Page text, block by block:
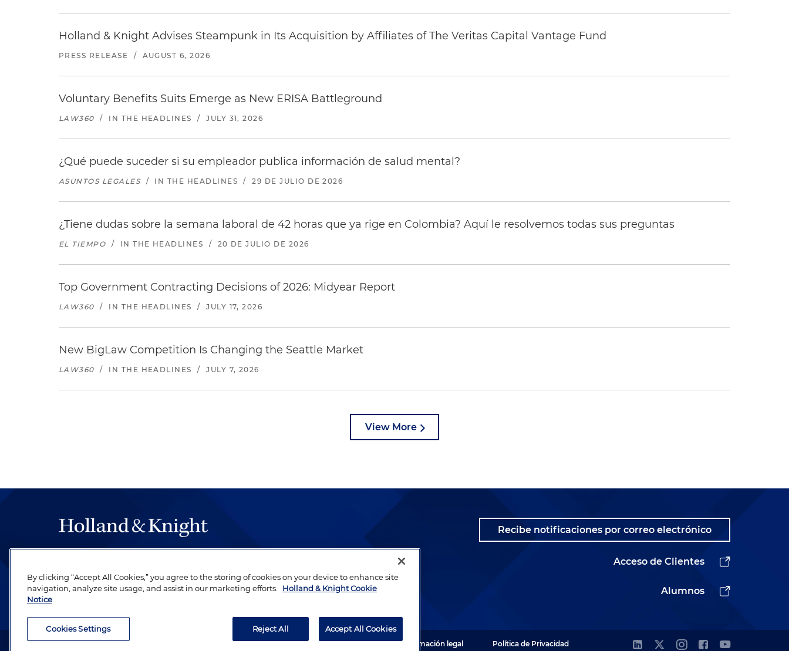
Holland & Knight Advises Steampunk in Its Acquisition by Affiliates of The Veritas Capital Vantage Fund
PRESS RELEASE / AUGUST 6, 2026
Voluntary Benefits Suits Emerge as New ERISA Battleground
LAW360 / IN THE HEADLINES / JULY 31, 2026
¿Qué puede suceder si su empleador publica información de salud mental?
ASUNTOS LEGALES / IN THE HEADLINES / 29 DE JULIO DE 2026
¿Tiene dudas sobre la semana laboral de 42 horas que ya rige en Colombia? Aquí le resolvemos todas sus preguntas
EL TIEMPO / IN THE HEADLINES / 20 DE JULIO DE 2026
Top Government Contracting Decisions of 2026: Midyear Report
LAW360 / IN THE HEADLINES / JULY 17, 2026
New BigLaw Competition Is Changing the Seattle Market
LAW360 / IN THE HEADLINES / JULY 7, 2026
View More
Recibe notificaciones por correo electrónico
Acceso de Clientes
Alumnos
Abogado publicitario. © 1996– 2026 Holland & Knight LLP. Todos los derechos reservados. Información legal Política de Privacidad
By clicking “Accept All Cookies,” you agree to the storing of cookies on your device to enhance site
navigation, analyze site usage, and assist in our marketing efforts.
Holland & Knight Cookie
Notice
Cookies Settings Reject All Accept All Cookies